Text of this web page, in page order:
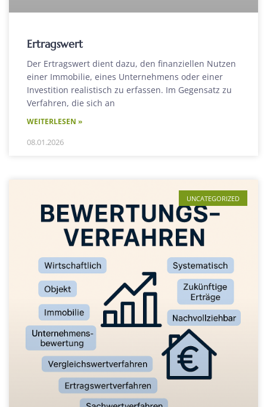
Ertragswert
Der Ertragswert dient dazu, den finanziellen Nutzen
einer Immobilie, eines Unternehmens oder einer
Investition realistisch zu erfassen. Im Gegensatz zu
Verfahren, die sich an
WEITERLESEN »
08.01.2026
UNCATEGORIZED